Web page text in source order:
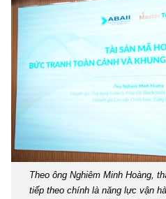
Theo ông Nghiêm Minh Hoàng,
tiếp theo chính là năng lực vận